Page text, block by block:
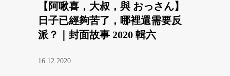
【阿啾喜，大叔，與 おっさん】
日子已經夠苦了，哪裡還需要反
派？｜封面故事 2020 輯六
16.12.2020